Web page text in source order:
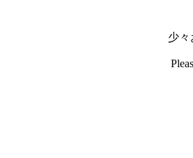
少々